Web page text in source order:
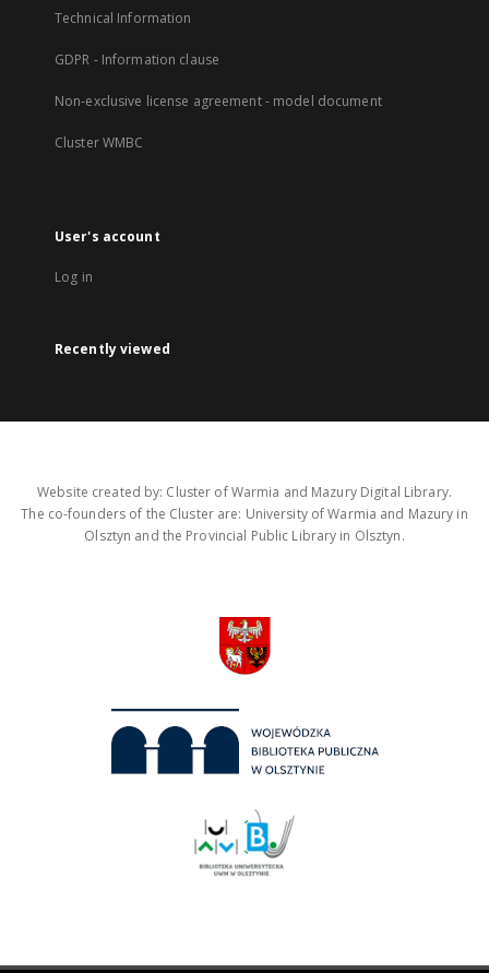
Technical Information
GDPR - Information clause
Non-exclusive license agreement - model document
Cluster WMBC
User's account
Log in
Recently viewed
Website created by: Cluster of Warmia and Mazury Digital Library.
The co-founders of the Cluster are: University of Warmia and Mazury in
Olsztyn and the Provincial Public Library in Olsztyn.